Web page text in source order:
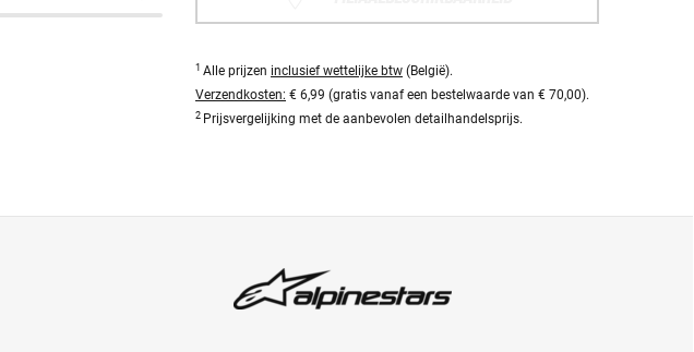
1 Alle prijzen inclusief wettelijke btw (België).
Verzendkosten: € 6,99 (gratis vanaf een bestelwaarde van € 70,00).
2 Prijsvergelijking met de aanbevolen detailhandelsprijs.